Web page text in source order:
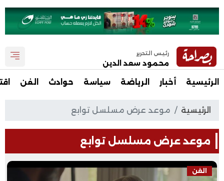
رئيس التحرير
محمود سعد الدين
الرئيسية أخبار الرياضة سياسة حوادث الفن
الرئيسية موعد عرض مسلسل توابع
موعد عرض مسلسل توابع
الفن